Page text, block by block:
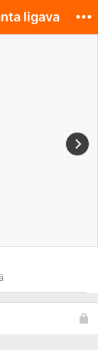
ligava